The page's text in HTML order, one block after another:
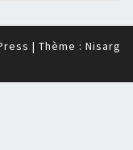
| Thème : Nisarg